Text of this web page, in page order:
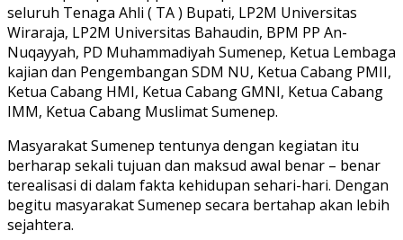
seluruh Tenaga Ahli ( TA ) Bupati, LP2M Universitas
Wiraraja, LP2M Universitas Bahaudin, BPM PP An-
Nuqayyah, PD Muhammadiyah Sumenep, Ketua Lembaga
kajian dan Pengembangan SDM NU, Ketua Cabang PMII,
Ketua Cabang HMI, Ketua Cabang GMNI, Ketua Cabang
IMM, Ketua Cabang Muslimat Sumenep.
Masyarakat Sumenep tentunya dengan kegiatan itu
berharap sekali tujuan dan maksud awal benar – benar
terealisasi di dalam fakta kehidupan sehari-hari. Dengan
begitu masyarakat Sumenep secara bertahap akan lebih
sejahtera.